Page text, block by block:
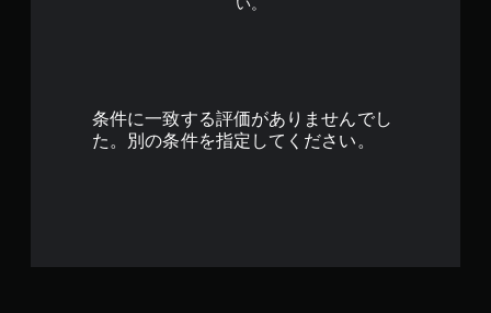
条件に一致する評価がありませんでし
た。別の条件を指定してください。